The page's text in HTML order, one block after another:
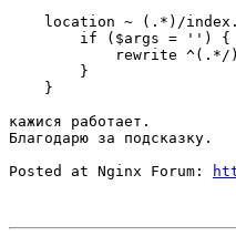
location ~ (.*)/
    }
кажися работает.
Благодарю за подсказку.
Posted at Nginx Forum: